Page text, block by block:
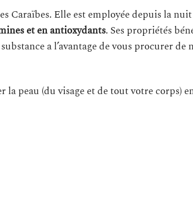
Caraïbes. Elle est employée depuis la
et en antioxydants. Ses propriétés
a l’avantage de vous procurer
peau (du visage et de tout votre corps)